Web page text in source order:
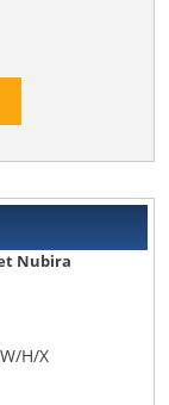
Nubira
H/X